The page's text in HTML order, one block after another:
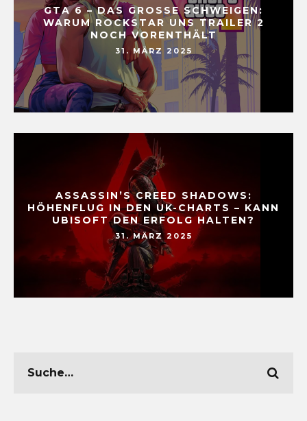
GTA 6 – DAS GROSSE SCHWEIGEN: W
ARUM ROCKSTAR UNS TRAILER 2 N
OCH VORENTHÄLT
31. MÄRZ 2025
ASSASSIN’S CREED SHADOWS:
HÖHENFLUG IN DEN UK-CHARTS – KANN
UBISOFT DEN ERFOLG HALTEN?
31. MÄRZ 2025